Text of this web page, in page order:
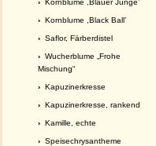
› Kornblume ,Blauer Junge’
› Kornblume ,Black Ball’
› Saflor, Färberdistel
› Wucherblume „Frohe
Mischung“
› Kapuzinerkresse
› Kapuzinerkresse, rankend
› Kamille, echte
› Speisechrysantheme